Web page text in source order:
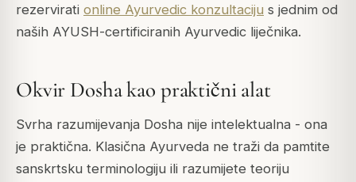
rezervirati online Ayurvedic konzultaciju s jednim od
naših AYUSH-certificiranih Ayurvedic liječnika.
Okvir Dosha kao praktični alat
Svrha razumijevanja Dosha nije intelektualna - ona
je praktična. Klasična Ayurveda ne traži da pamtite
sanskrtsku terminologiju ili razumijete teoriju